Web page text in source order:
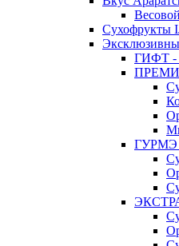
Весовой
Сухофрукты
ГИФТ -
ГУРМЭ